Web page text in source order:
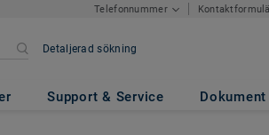
Telefonnummer
Detaljerad sökning
Support & Service Dokument